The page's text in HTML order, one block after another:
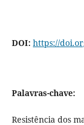
DOI: https://
Palavras-chave:
Resistência dos